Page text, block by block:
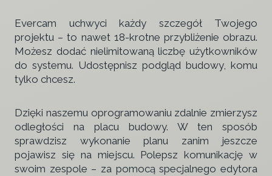
Evercam uchwyci każdy szczegół Twojego
projektu – to nawet 18-krotne przybliżenie obrazu.
Możesz dodać nielimitowaną liczbę użytkowników
do systemu. Udostępnisz podgląd budowy, komu
tylko chcesz.
Dzięki naszemu oprogramowaniu zdalnie zmierzysz
odległości na placu budowy. W ten sposób
sprawdzisz wykonanie planu zanim jeszcze
pojawisz się na miejscu. Polepsz komunikację w
swoim zespole – za pomocą specjalnego edytora